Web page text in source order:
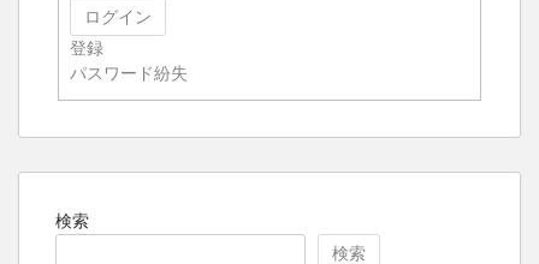
ログイン
登録
パスワード紛失
検索
検索